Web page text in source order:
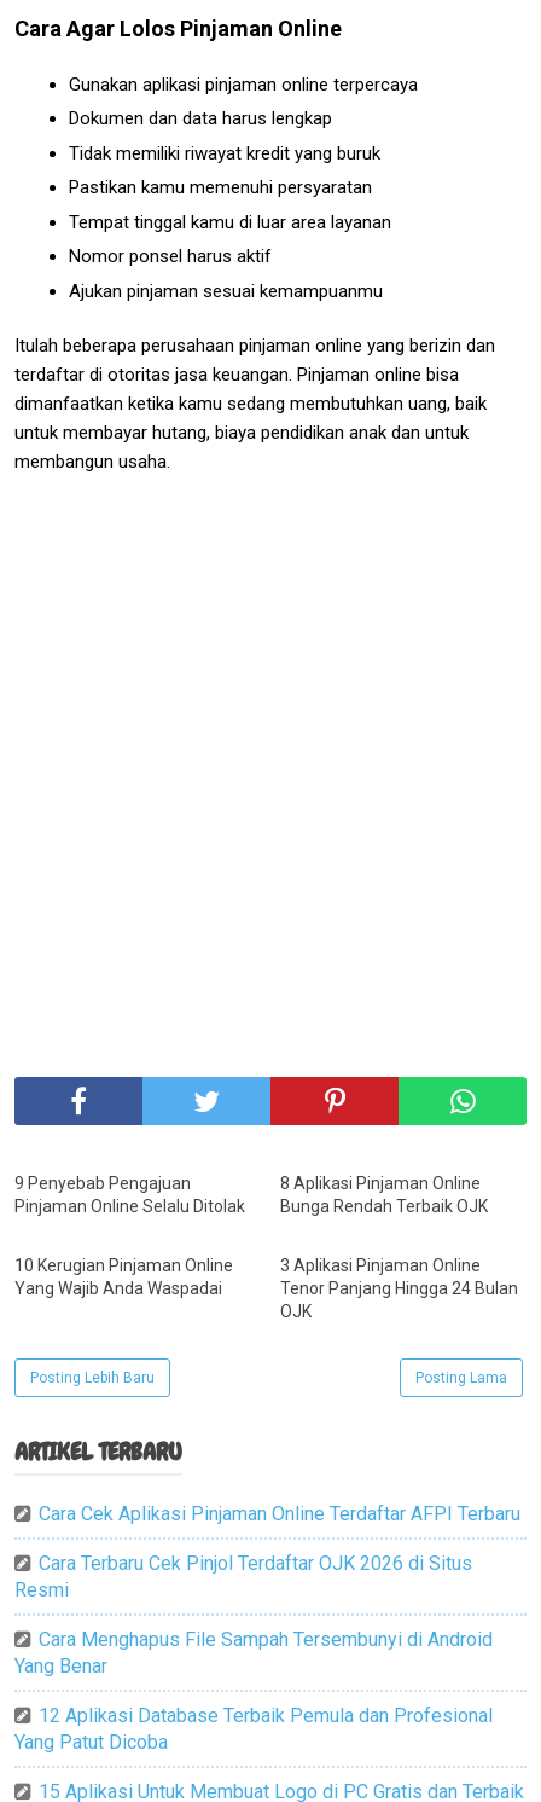
Cara Agar Lolos Pinjaman Online
Gunakan aplikasi pinjaman online terpercaya
Dokumen dan data harus lengkap
Tidak memiliki riwayat kredit yang buruk
Pastikan kamu memenuhi persyaratan
Tempat tinggal kamu di luar area layanan
Nomor ponsel harus aktif
Ajukan pinjaman sesuai kemampuanmu
Itulah beberapa perusahaan pinjaman online yang berizin dan
terdaftar di otoritas jasa keuangan. Pinjaman online bisa
dimanfaatkan ketika kamu sedang membutuhkan uang, baik
untuk membayar hutang, biaya pendidikan anak dan untuk
membangun usaha.
9 Penyebab Pengajuan
Pinjaman Online Selalu Ditolak
8 Aplikasi Pinjaman Online
Bunga Rendah Terbaik OJK
10 Kerugian Pinjaman Online
Yang Wajib Anda Waspadai
3 Aplikasi Pinjaman Online
Tenor Panjang Hingga 24 Bulan
OJK
Posting Lebih Baru Posting Lama
ARTIKEL TERBARU
Cara Cek Aplikasi Pinjaman Online Terdaftar AFPI Terbaru
Cara Terbaru Cek Pinjol Terdaftar OJK 2026 di Situs
Resmi
Cara Menghapus File Sampah Tersembunyi di Android
Yang Benar
12 Aplikasi Database Terbaik Pemula dan Profesional
Yang Patut Dicoba
15 Aplikasi Untuk Membuat Logo di PC Gratis dan Terbaik